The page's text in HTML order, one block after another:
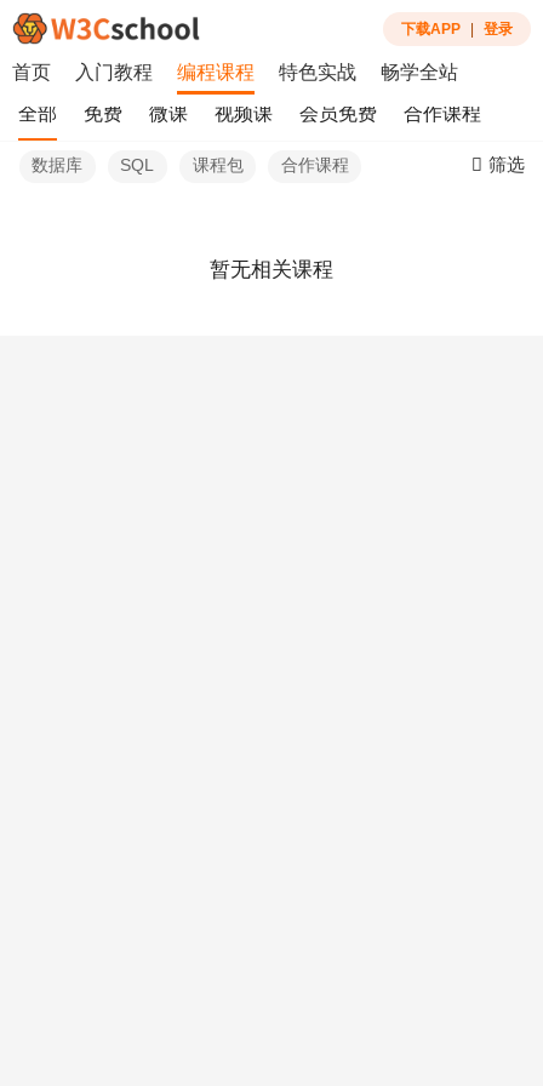
下载APP 登录
首页 入门教程 编程课程 特色实战 畅学全站
全部 免费 微课 视频课 会员免费 合作课程
数据库 SQL 课程包 合作课程 筛选
暂无相关课程